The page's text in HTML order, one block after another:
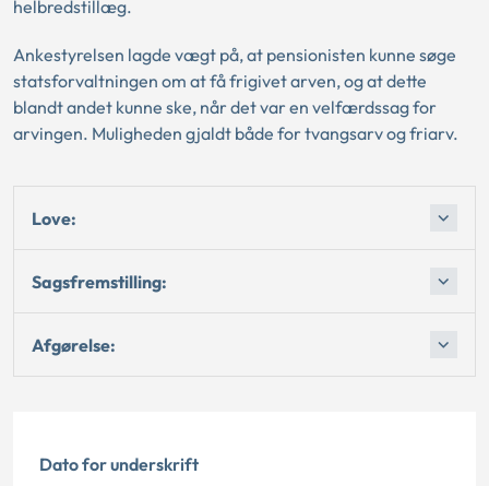
helbredstillæg.
Ankestyrelsen lagde vægt på, at pensionisten kunne søge
statsforvaltningen om at få frigivet arven, og at dette
blandt andet kunne ske, når det var en velfærdssag for
arvingen. Muligheden gjaldt både for tvangsarv og friarv.
Love:
Sagsfremstilling:
Afgørelse:
Dato for underskrift